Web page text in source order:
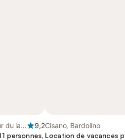
du lac
9,2
personnes,
Cisano, Bardolino
Location de vacances